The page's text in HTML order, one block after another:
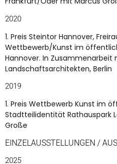
2020
1. Preis Steintor Hannover,
Wettbewerb/Kunst im
Hannover. In Zusammenarbeit
Landschaftsarchitekten, Berlin
2019
1. Preis Wettbewerb Kunst im
Stadtteilidentität Rathauspark
Große
EINZELAUSSTELLUNGEN /
2025